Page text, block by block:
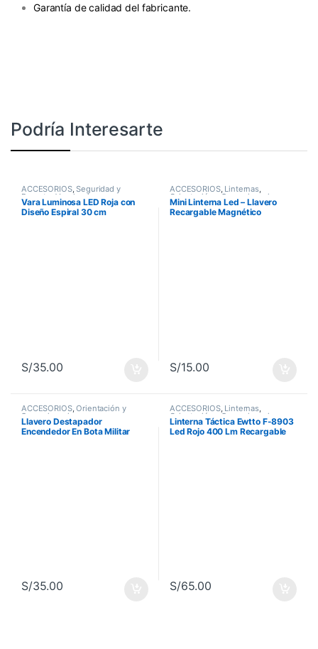
Garantía de calidad del fabricante.
Podría Interesarte
ACCESORIOS,Seguridad y
Rescate Vara luminosa
Vara Luminosa LED Roja con
Diseño Espiral 30 cm
S/35.00
ACCESORIOS, Linternas,
Orientación y Supervivencia
Mini Linterna Led – Llavero
Recargable Magnético
S/15.00
ACCESORIOS,Orientación y
Supervivencia
Llavero Destapador
Encendedor En Bota Militar
S/35.00
ACCESORIOS, Linternas,
Orientación y Supervivencia
Linterna Táctica Ewtto F-8903
Led Rojo 400 Lm Recargable
S/65.00